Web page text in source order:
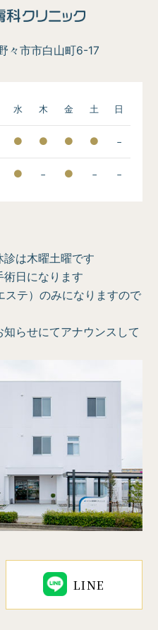
々市市白山町6-17
水 木 金 土 日
−
− − −
診は木曜土曜です
術日になります
テ）のみになりますので
知らせにてアナウンスして
LINE